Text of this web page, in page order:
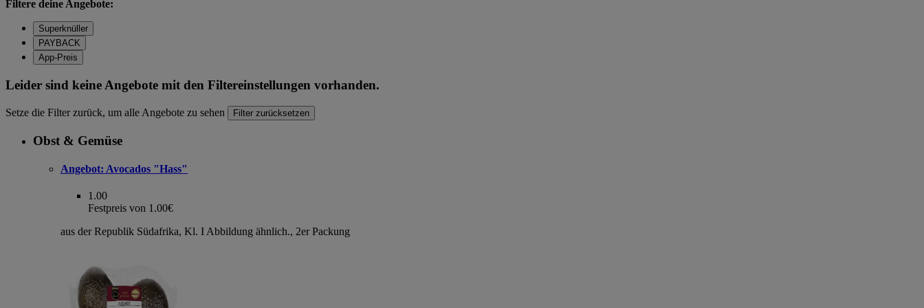
Filtere deine Angebote:
Superknüller
PAYBACK
App-Preis
Leider sind keine Angebote mit den Filtereinstellungen vorhanden.
Setze die Filter zurück, um alle Angebote zu sehen Filter zurücksetzen
Obst & Gemüse
Angebot: Avocados "Hass"
1.00
Festpreis von 1.00€
aus der Republik Südafrika, Kl. I Abbildung ähnlich., 2er Packung